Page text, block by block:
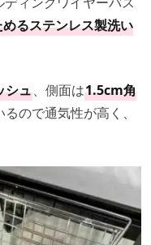
るステンレス製洗い
シュ、側面は1.5cm角
ので通気性が高く、